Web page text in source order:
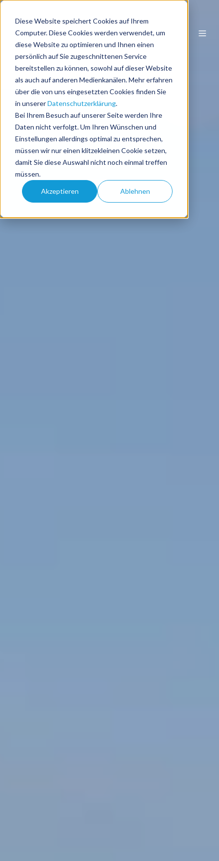
Diese Website speichert Cookies auf Ihrem
Computer. Diese Cookies werden verwendet, um
diese Website zu optimieren und Ihnen einen
persönlich auf Sie zugeschnittenen Service
bereitstellen zu können, sowohl auf dieser Website
als auch auf anderen Medienkanälen. Mehr erfahren
über die von uns eingesetzten Cookies finden Sie
in unsererDatenschutzerklärung.
Bei Ihrem Besuch auf unserer Seite werden Ihre
Daten nicht verfolgt. Um Ihren Wünschen und
Einstellungen allerdings optimal zu entsprechen,
müssen wir nur einen klitzekleinen Cookie setzen,
damit Sie diese Auswahl nicht noch einmal treffen
müssen.
Akzeptieren Ablehnen
DE